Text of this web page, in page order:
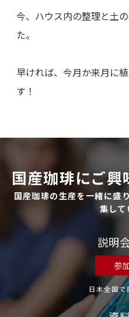
今、ハウス内の整理と土
た。
早ければ、今月か来月に
す！
国産珈琲にご興
国産珈琲の生産を一緒に盛
集して
説明
参
日本全国